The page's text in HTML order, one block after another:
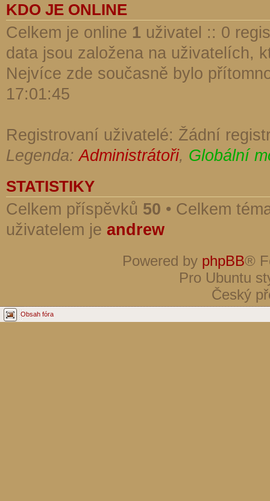
KDO JE ONLINE
Celkem je online 1 uživatel :: 0
data jsou založena na uživatelích,
Nejvíce zde současně bylo
17:01:45
Registrovaní uživatelé: Žádní
Legenda:Administrátoři, Globální
STATISTIKY
Celkem příspěvků 50 • Celkem
uživatelem je andrew
Powered by phpBB®
Pro Ubuntu
Český
Obsah fóra